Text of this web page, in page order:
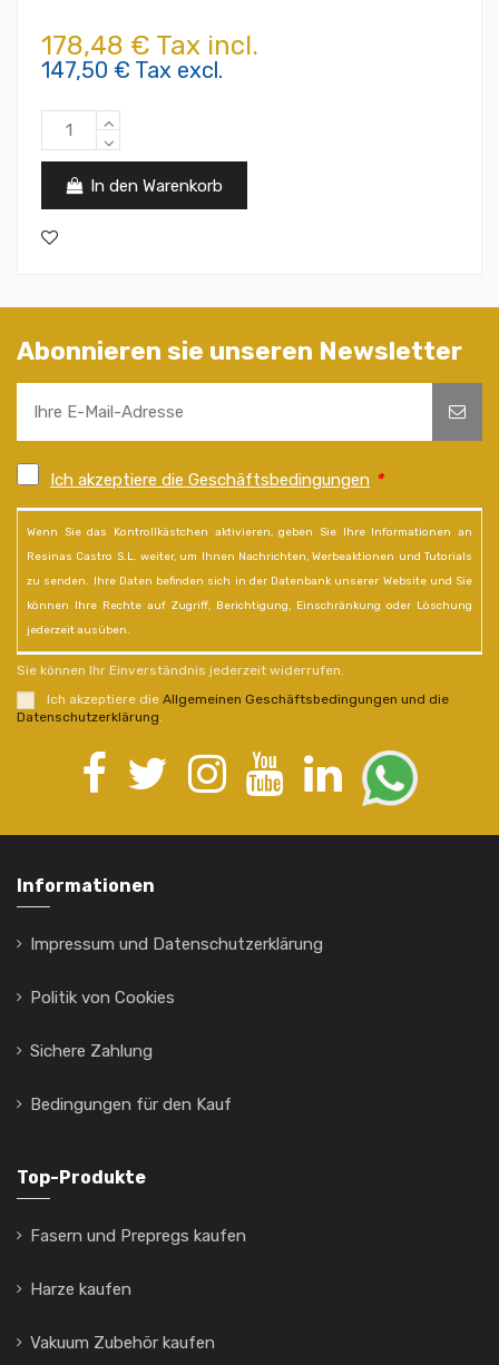
178,48 € Tax incl.
147,50 € Tax excl.
In den Warenkorb
Abonnieren sie unseren Newsletter
Ich akzeptiere die Geschäftsbedingungen *
Wenn Sie das Kontrollkästchen aktivieren, geben Sie Ihre Informationen an
Resinas Castro S.L. weiter, um Ihnen Nachrichten, Werbeaktionen und Tutorials
zu senden. Ihre Daten befinden sich in der Datenbank unserer Website und Sie
können Ihre Rechte auf Zugriff, Berichtigung, Einschränkung oder Löschung
jederzeit ausüben.
Sie können Ihr Einverständnis jederzeit widerrufen.
Ich akzeptiere die Allgemeinen Geschäftsbedingungen und die
Datenschutzerklärung.
Informationen
Impressum und Datenschutzerklärung
Politik von Cookies
Sichere Zahlung
Bedingungen für den Kauf
Top-Produkte
Fasern und Prepregs kaufen
Harze kaufen
Vakuum Zubehör kaufen